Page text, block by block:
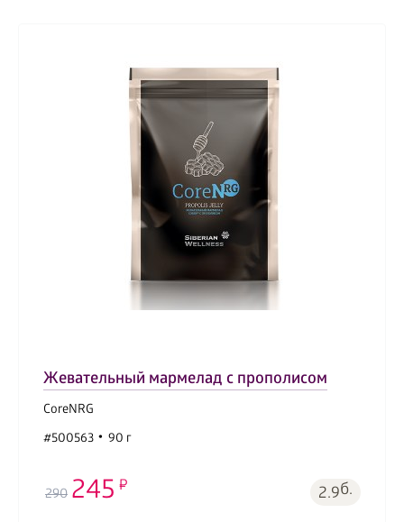
Жевательный мармелад с прополисом
CoreNRG
#500563
90 г
290 245 2.9б.